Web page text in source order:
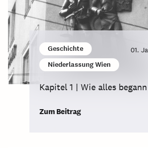
Geschichte
Niederlassung Wien
01.
Kapitel 1 | Wie alles begann
Zum Beitrag